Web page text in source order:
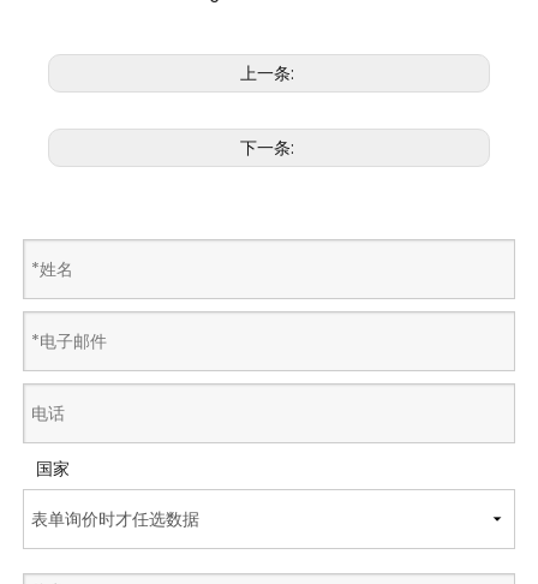
上一条:
下一条:
国家